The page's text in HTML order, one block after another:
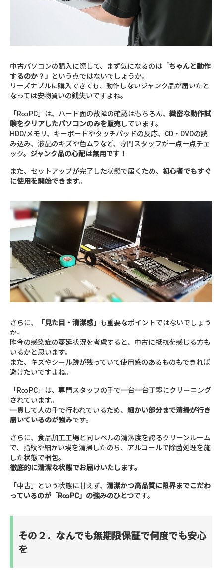
中古パソコンの購入に際して、まず気になるのは 「ちゃんと動作
するのか？」
という点ではないでしょうか。
リーズナブルに購入できても、動作しないジャンク品が届いたと
なっては安物買いの銭失いですよね。
「R∞PC」は、ハード面の故障の確認はもちろん、 緻密な動作試
験をクリアしたパソコンのみを販売しています。
HDD/メモリ、キーボードやタッチパッドの反応、CD・DVDの読
み込み、液晶のキズや色ムラなど、専門スタッフが一点一点チェ
ック。 ジャンク品の心配は無用です！
また、セットアップが完了した状態で届くため、 初心者でもすぐ
に使用を開始できます。
さらに、 「見た目・清潔感」 も重要なポイントではないでしょう
か。
昨今の感染症の蔓延状況を考慮すると、中古に抵抗を感じる方も
いるかと思います。
また、キズやシール跡が残っていて使用感のあるものもできれば
避けたいですよね。
「R∞PC」は、専門スタッフの手で一台一台丁寧にクリーニング
されています。
一貫して人の手で行われているため、 細かい部分まで清掃が行き
届いているのが強みです。
さらに、食品加工工場と同レベルの清潔度を誇るクリーンルーム
で、指紋や細かい埃を清掃したのち、アルコールで除菌処理を施
した状態で梱包。
徹底的に清潔な状態でお届けいたします。
「中古」という状態に甘えず、 清潔かつ高品質に限界までこだわ
っているのが「R∞PC」の強みのひとつです。
その２．なんでも無期限保証で何度でも安心
を